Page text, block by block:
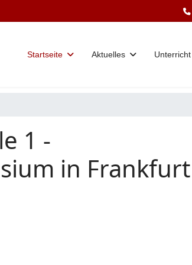
Startseite Aktuelles Unterricht
1 -
in Frankfurt